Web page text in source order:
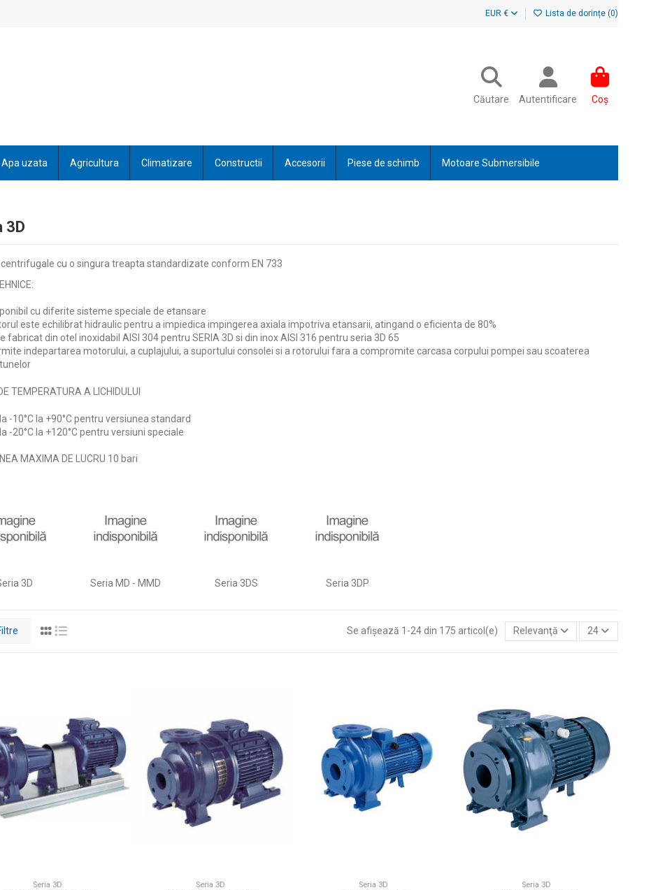
EUR € Lista de dorințe (0)
Căutare Autentificare Coș
Apa uzata Agricultura Climatizare Constructii Accesorii Piese de schimb Motoare Submersibile
3D
cu o singura treapta standardizate conform EN 733
cu diferite sisteme speciale de etansare
este echilibrat hidraulic pentru a impiedica impingerea axiala impotriva etansarii, atingand o eficienta de 80%
fabricat din otel inoxidabil AISI 304 pentru SERIA 3D si din inox AISI 316 pentru seria 3D 65
indepartarea motorului, a cuplajului, a suportului consolei si a rotorului fara a compromite carcasa corpului pompei sau scoaterea
TEMPERATURA A LICHIDULUI
-10°C la +90°C pentru versiunea standard
-20°C la +120°C pentru versiuni speciale
MAXIMA DE LUCRU 10 bari
3D Seria MD - MMD Seria 3DS Seria 3DP
Se afișează 1-24 din 175 articol(e) Relevanţă 24
Seria 3D Seria 3D Seria 3D Seria 3D